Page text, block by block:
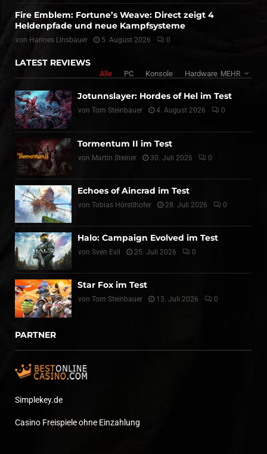
Fire Emblem: Fortune’s Weave: Direct zeigt 4
Heldenpfade und neue Kampfsysteme
von Hannes Linsbauer 5. August 2026 0
LATEST REVIEWS
Alle PC Konsole Hardware MEHR
Jotunnslayer: Hordes of Hel im Test
von Tom Steinbauer 4. August 2026 0
Tormentum II im Test
von Martin Steiner 30. Juli 2026 0
Echoes of Aincrad im Test
von Tobias Hörstlhofer 28. Juli 2026 0
Halo: Campaign Evolved im Test
von Sven Evil 25. Juli 2026 0
Star Fox im Test
von Tom Steinbauer 13. Juli 2026 0
PARTNER
Simplekey.de
Casino Freispiele ohne Einzahlung